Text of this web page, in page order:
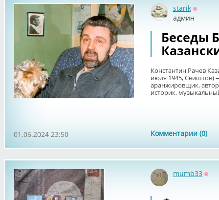
starik
админ
Беседы
Константин Рачев
июля 1945, Свиштов)
аранжировщик,
историк,
Комментарии (0)
01.06.2024 23:50
mumb33